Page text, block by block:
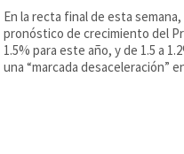
En la recta final de esta
pronóstico de crecimiento del
1.5% para este año, y de 1.5 a
una “marcada desaceleración”